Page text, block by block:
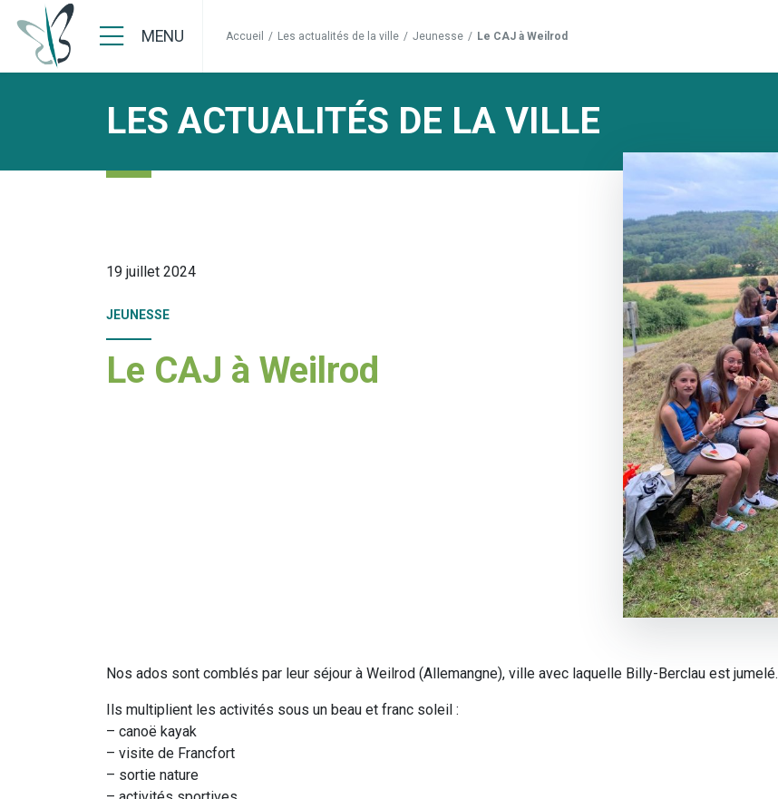
MENU Accueil / Les actualités de la ville / Jeunesse / Le CAJ à Weilrod
LES ACTUALITÉS DE LA VILLE
19 juillet 2024
JEUNESSE
Le CAJ à Weilrod
Nos ados sont comblés par leur séjour à Weilrod (Allemangne), ville avec laquelle Billy-Berclau est jumelé.
Ils multiplient les activités sous un beau et franc soleil :
– canoë kayak
– visite de Francfort
– sortie nature